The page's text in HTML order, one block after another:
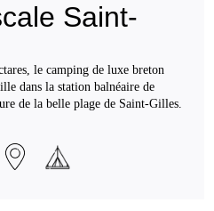
Saint-
le camping de luxe breton
dans la station balnéaire de
de la belle plage de Saint-Gilles.